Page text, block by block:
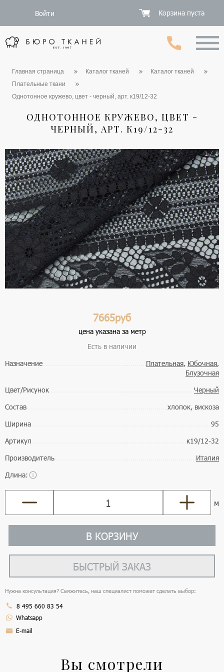
Войти Корзина пуста
Главная страница Каталог тканей
Каталог тканей
Плательные ткани
Однотонное кружево, цвет - черный, арт. к19/12-32
ОДНОТОННОЕ КРУЖЕВО, ЦВЕТ -
ЧЕРНЫЙ, АРТ. К19/12-32
1 / 4
7665руб
цена указана за метр
Есть в наличии
Назначение
Плательная, Юбочная,
Блузочная
Цвет/Рисунок
Черный
Состав
хлопок, вискоза
Ширина
95
Артикул
к19/12-32
Производитель
Италия
Длина:
м
В КОРЗИНУ
БЫСТРЫЙ ЗАКАЗ
Нужна консультация? Свяжитесь, наш специалист поможет сделать выбор:
8 495 660 83 54
Whatsapp
E-mail
Вы смотрели